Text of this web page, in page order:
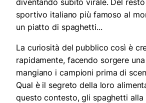
sportivo italiano più famoso al
un piatto di spaghetti...
La curiosità del pubblico così è
rapidamente, facendo sorgere
mangiano i campioni prima di
Qual è il segreto della loro
questo contesto, gli spaghetti alla